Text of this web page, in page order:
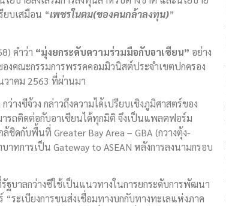
ยบเสมือน “เพชรในตม(ของคนกล้าลงทุน)”
คำว่า “มุ่งยกระดับความร่วมมือกับอาเซียน” อย่าง
คณะกรรมการพรรคคอมมิวนิสต์ประจำเขตปกครอง
าคม 2563 ที่ผ่านมา
างซีจ้วง กล่าวถึงความได้เปรียบเชิงภูมิศาสตร์ของ
ารถติดต่อกับอาเซียนได้ทุกมิติ จึงเป็นแพลตฟอร์ม
ดกับพื้นที่ Greater Bay Area – GBA (กวางตุ้ง-
ทการเป็น Gateway to ASEAN หลังการลงนามกรอบ
ฐบาลกว่างซีใช้เป็นแนวทางในการยกระดับการพัฒนา
ระเบียงการขนส่งเชื่อมทางบกกับทางทะเลแห่งภาค